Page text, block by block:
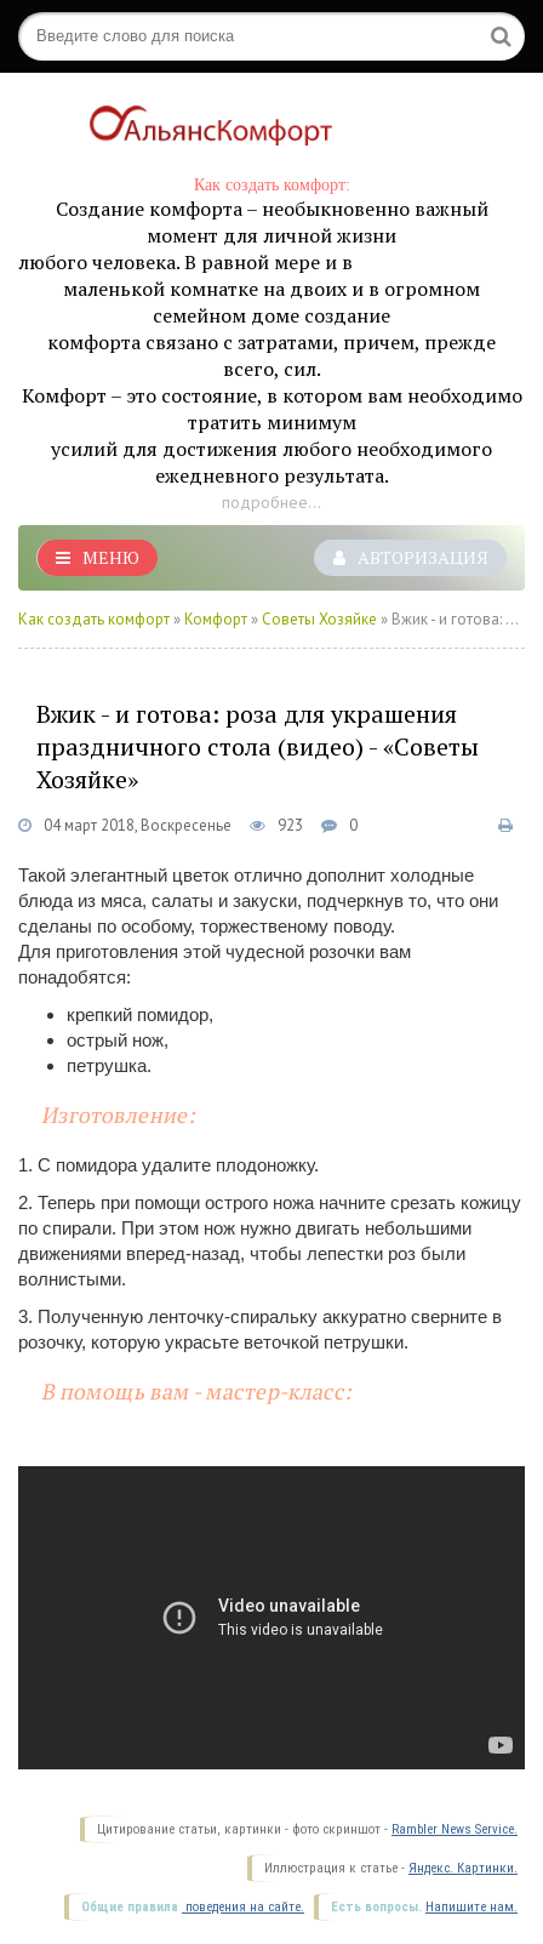
Как создать комфорт:
Создание комфорта – необыкновенно важный
момент для личной жизни
любого человека. В равной мере и в
маленькой комнатке на двоих и в огромном
семейном доме создание
комфорта связано с затратами, причем, прежде
всего, сил.
Комфорт – это состояние, в котором вам необходимо
тратить минимум
усилий для достижения любого необходимого
ежедневного результата.
подробнее...
АВТОРИЗАЦИЯ
МЕНЮ
Как создать комфорт »Комфорт »Советы Хозяйке » Вжик - и готова: роза для украшения праздничного стола (видео) - «Советы Хозяйке»
Вжик - и готова: роза для украшения
праздничного стола (видео) - «Советы
Хозяйке»
04 март 2018, Воскресенье 923 0
Такой элегантный цветок отлично дополнит холодные
блюда из мяса, салаты и закуски, подчеркнув то, что они
сделаны по особому, торжественому поводу.
Для приготовления этой чудесной розочки вам
понадобятся:
крепкий помидор,
острый нож,
петрушка.
Изготовление:
1. С помидора удалите плодоножку.
2. Теперь при помощи острого ножа начните срезать кожицу
по спирали. При этом нож нужно двигать небольшими
движениями вперед-назад, чтобы лепестки роз были
волнистыми.
3. Полученную ленточку-спиральку аккуратно сверните в
розочку, которую украсьте веточкой петрушки.
В помощь вам - мастер-класс:
Цитирование статьи, картинки - фото скриншот - Rambler News Service.
Иллюстрация к статье - Яндекс. Картинки.
Есть вопросы. Напишите нам.
Общие правила поведения на сайте.